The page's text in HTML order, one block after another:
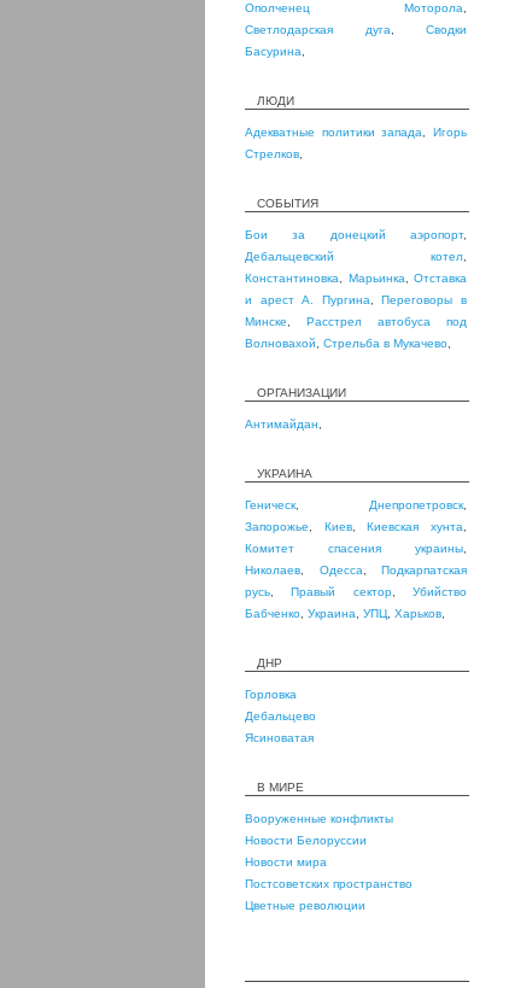
Ополченец Моторола
Светлодарская дуга
Сводки
Басурина
ЛЮДИ
Адекватные политики запада ,Игорь
Стрелков
СОБЫТИЯ
Бои за донецкий аэропорт,
Дебальцевский котел
Константиновка
Марьинка
Отставка
и арест А. Пургина ,Переговоры в
Минске
Расстрел автобуса под
Волновахой
Стрельба в Мукачево
ОРГАНИЗАЦИИ
Антимайдан
УКРАИНА
Геническ Днепропетровск
Запорожье
Киев,Киевская хунта
Комитет спасения украины
Николаев
Одесса
Подкарпатская
русь ,Правый сектор,Убийство
Бабченко Украина УПЦ Харьков
ДНР
Горловка
Дебальцево
Ясиноватая
В МИРЕ
Вооруженные конфликты
Новости Белоруссии
Новости мира
Постсоветских пространство
Цветные революции